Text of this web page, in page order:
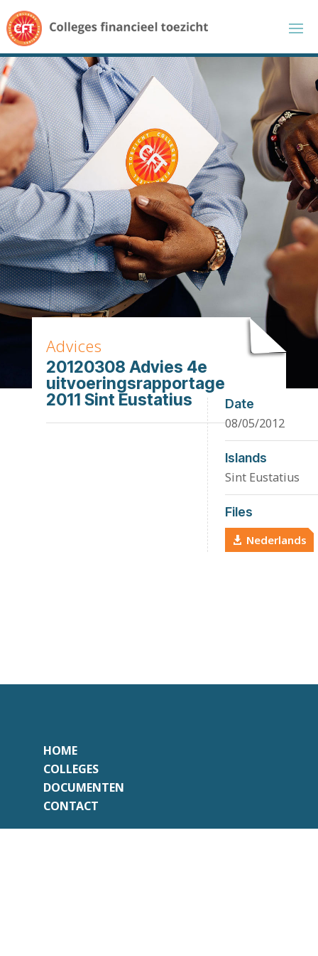
Advices
20120308 Advies 4e
uitvoeringsrapportage
2011 Sint Eustatius
Date
08/05/2012
Islands
Sint Eustatius
Files
Nederlands
HOME
COLLEGES
DOCUMENTEN
CONTACT